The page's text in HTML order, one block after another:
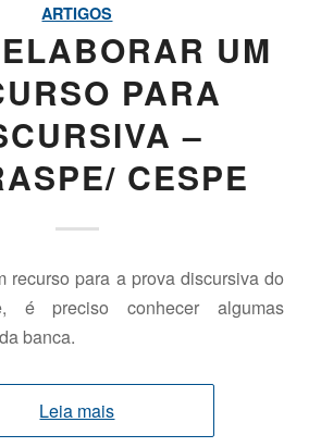
ARTIGOS
UM
PARA
–
CESPE
recurso para a prova discursiva do
é preciso conhecer algumas
banca.
Leia mais